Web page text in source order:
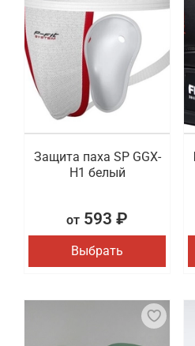
Защита паха SP GGX-
H1 белый
от 593 ₽
Выбрать